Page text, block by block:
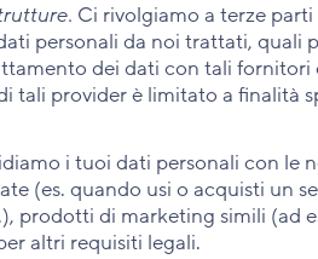
Ci rivolgiamo a terze
personali da noi trattati, quali
dei dati con tali fornitori
tali provider è limitato a finalità
i tuoi dati personali con le
(es. quando usi o acquisti un
prodotti di marketing simili (ad
altri requisiti legali.